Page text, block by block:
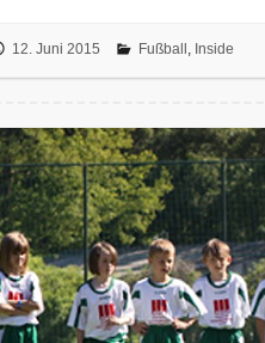
12. Juni 2015 Fußball Inside